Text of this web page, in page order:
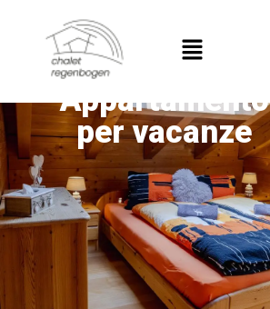
Appartamento
per vacanze